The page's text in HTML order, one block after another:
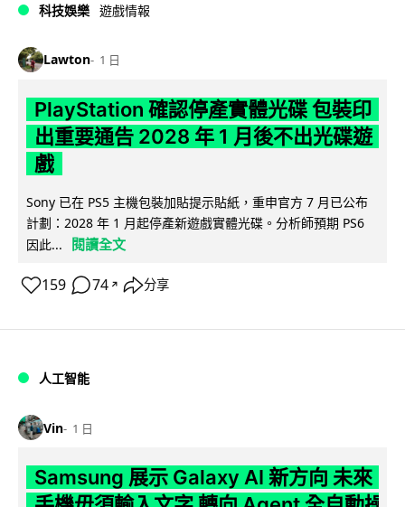
科技娛樂 遊戲情報
Lawton 1 日
PlayStation 確認停產實體光碟 包裝印
出重要通告 2028 年 1 月後不出光碟遊
戲
Sony 已在 PS5 主機包裝加貼提示貼紙，重申官方 7 月已公布
計劃：2028 年 1 月起停產新遊戲實體光碟。分析師預期 PS6
因此...
閱讀全文
159 74 ↗ 分享
人工智能
Vin 1 日
Samsung 展示 Galaxy AI 新方向 未來